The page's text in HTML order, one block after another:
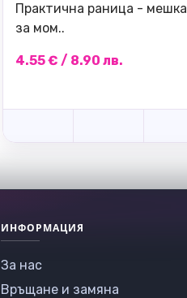
Практична раница - мешка
за мом..
4.55 € / 8.90 лв.
ИНФОРМАЦИЯ
За нас
Връщане и замяна